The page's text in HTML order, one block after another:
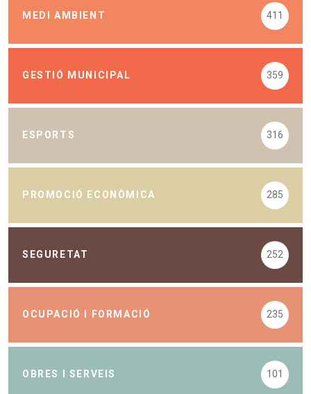
MEDI AMBIENT 411
GESTIÓ MUNICIPAL 359
ESPORTS 316
PROMOCIÓ ECONÒMICA 285
SEGURETAT 252
OCUPACIÓ I FORMACIÓ 235
OBRES I SERVEIS 101